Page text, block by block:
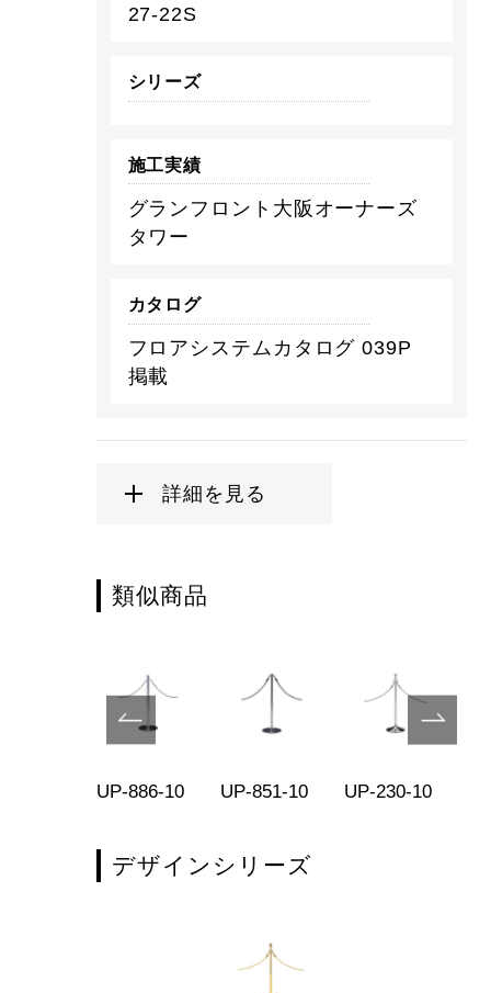
27-22S
シリーズ
施工実績
グランフロント大阪オーナーズ
タワー
カタログ
フロアシステムカタログ 039P
掲載
詳細を見る
類似商品
UP-886-10 UP-851-10 UP-230-10
デザインシリーズ